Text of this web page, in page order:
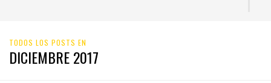
TODOS LOS POSTS EN
DICIEMBRE 2017